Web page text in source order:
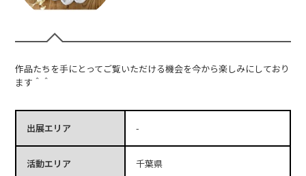
作品たちを手にとってご覧いただける機会を今から楽しみにしており
ます＾＾
出展エリア -
活動エリア 千葉県